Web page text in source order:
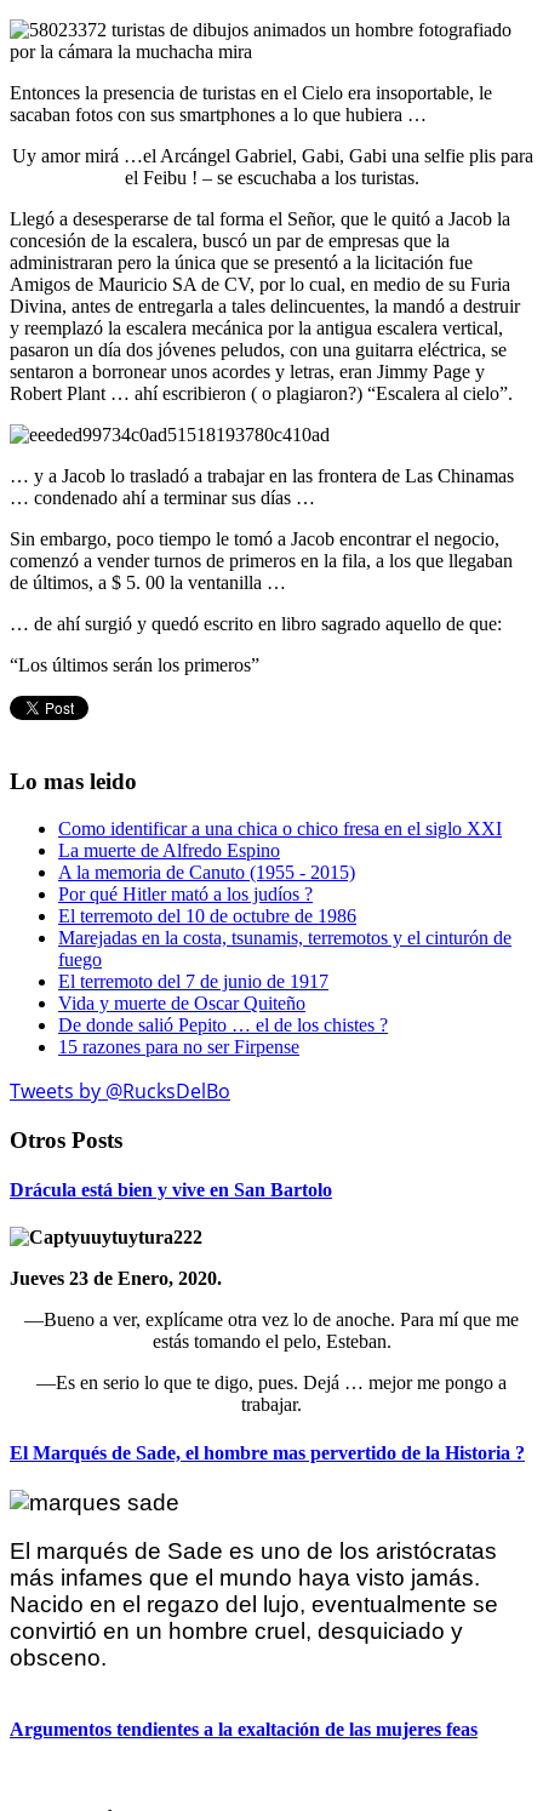
Entonces la presencia de turistas en el Cielo era insoportable, le
sacaban fotos con sus smartphones a lo que hubiera …
Uy amor mirá …el Arcángel Gabriel, Gabi, Gabi una selfie plis para
el Feibu ! – se escuchaba a los turistas.
Llegó a desesperarse de tal forma el Señor, que le quitó a Jacob la
concesión de la escalera, buscó un par de empresas que la
administraran pero la única que se presentó a la licitación fue
Amigos de Mauricio SA de CV, por lo cual, en medio de su Furia
Divina, antes de entregarla a tales delincuentes, la mandó a destruir
y reemplazó la escalera mecánica por la antigua escalera vertical,
pasaron un día dos jóvenes peludos, con una guitarra eléctrica, se
sentaron a borronear unos acordes y letras, eran Jimmy Page y
Robert Plant … ahí escribieron ( o plagiaron?) “Escalera al cielo”.
… y a Jacob lo trasladó a trabajar en las frontera de Las Chinamas
… condenado ahí a terminar sus días …
Sin embargo, poco tiempo le tomó a Jacob encontrar el negocio,
comenzó a vender turnos de primeros en la fila, a los que llegaban
de últimos, a $ 5. 00 la ventanilla …
… de ahí surgió y quedó escrito en libro sagrado aquello de que:
“Los últimos serán los primeros”
Lo mas leido
Como identificar a una chica o chico fresa en el siglo XXI
La muerte de Alfredo Espino
A la memoria de Canuto (1955 - 2015)
Por qué Hitler mató a los judíos ?
El terremoto del 10 de octubre de 1986
Marejadas en la costa, tsunamis, terremotos y el cinturón de
fuego
El terremoto del 7 de junio de 1917
Vida y muerte de Oscar Quiteño
De donde salió Pepito … el de los chistes ?
15 razones para no ser Firpense
Tweets by @RucksDelBo
Otros Posts
Drácula está bien y vive en San Bartolo
Jueves 23 de Enero, 2020.
—Bueno a ver, explícame otra vez lo de anoche. Para mí que me
estás tomando el pelo, Esteban.
—Es en serio lo que te digo, pues. Dejá … mejor me pongo a
trabajar.
El Marqués de Sade, el hombre mas pervertido de la Historia ?
El marqués de Sade es uno de los aristócratas
más infames que el mundo haya visto jamás.
Nacido en el regazo del lujo, eventualmente se
convirtió en un hombre cruel, desquiciado y
obsceno.
Argumentos tendientes a la exaltación de las mujeres feas